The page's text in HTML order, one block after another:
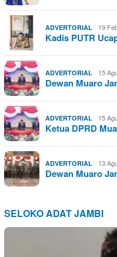
ADVERTORIAL 19
Kadis PUTR
ADVERTORIAL 15
Dewan Muaro
ADVERTORIAL 15
Ketua DPRD
ADVERTORIAL 13
Dewan Muaro
SELOKO ADAT JAMBI